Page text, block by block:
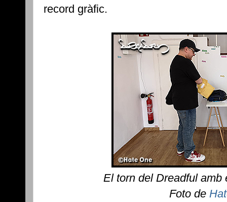
record gràfic.
El torn del Dreadful amb
Foto de